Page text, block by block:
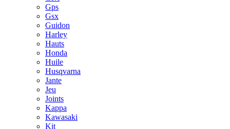
Gps
Gsx
Guidon
Harley
Hauts
Honda
Huile
Husqvarna
Jante
Jeu
Joints
Kappa
Kawasaki
Kit